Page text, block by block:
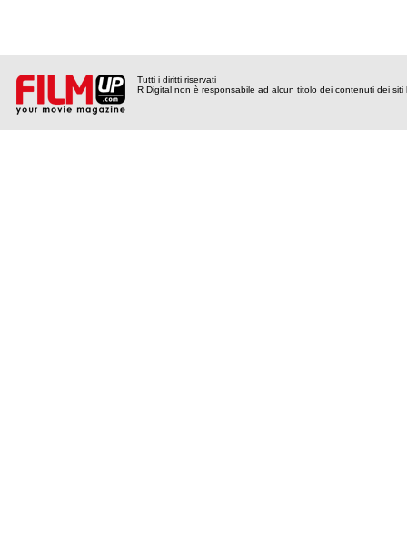
Tutti i diritti riservati
R Digital non è responsabile ad alcun titolo dei contenuti dei siti